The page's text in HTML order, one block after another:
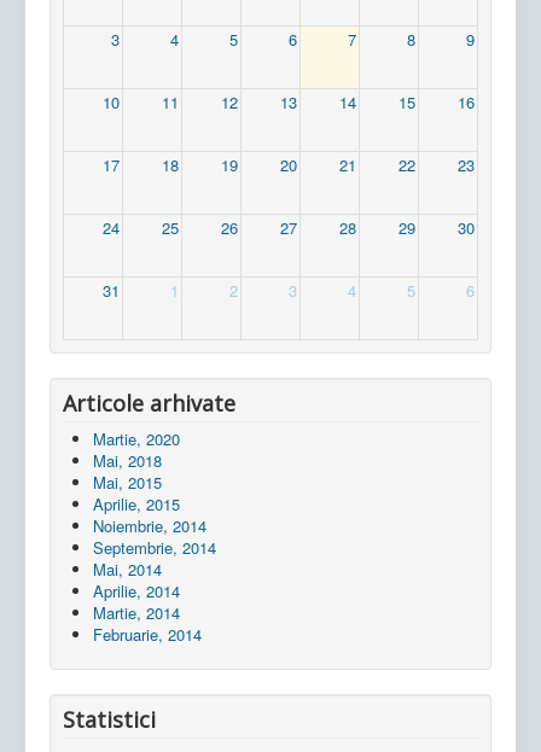
3 4 5 6 7 8 9
10 11 12 13 14 15 16
17 18 19 20 21 22 23
24 25 26 27 28 29 30
31 1 2 3 4 5 6
Articole arhivate
Martie, 2020
Mai, 2018
Mai, 2015
Aprilie, 2015
Noiembrie, 2014
Septembrie, 2014
Mai, 2014
Aprilie, 2014
Martie, 2014
Februarie, 2014
Statistici